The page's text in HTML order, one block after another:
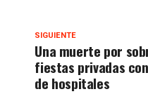
SIGUIENTE
Una muerte por
fiestas privadas
de hospitales